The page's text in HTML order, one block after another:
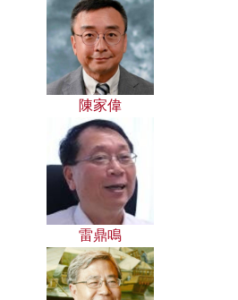
陳家偉
雷鼎鳴